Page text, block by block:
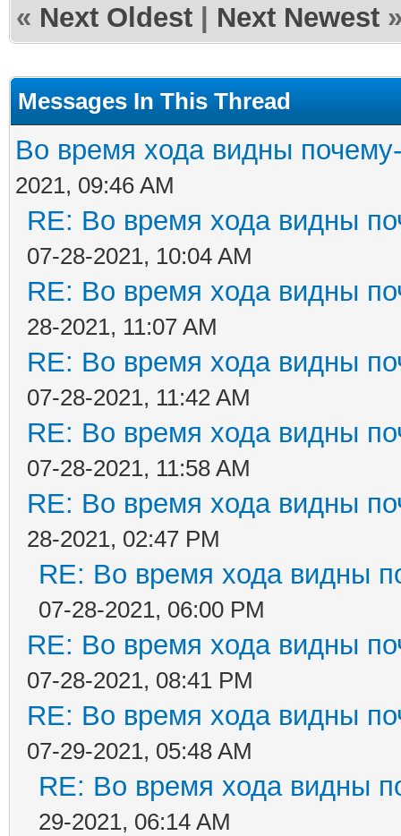
« Next Oldest Next Newest
Messages In This Thread
Во время хода видны
2021, 09:46 AM
RE: Во время хода видны
07-28-2021, 10:04 AM
RE: Во время хода видны
28-2021, 11:07 AM
RE: Во время хода видны
07-28-2021, 11:42 AM
RE: Во время хода видны
07-28-2021, 11:58 AM
RE: Во время хода видны
28-2021, 02:47 PM
RE: Во время хода видны
07-28-2021, 06:00 PM
RE: Во время хода видны
07-28-2021, 08:41 PM
RE: Во время хода видны
07-29-2021, 05:48 AM
RE: Во время хода видны
29-2021, 06:14 AM